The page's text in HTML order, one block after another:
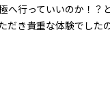
へ⾏っていいのか！？
だき貴重な体験でした